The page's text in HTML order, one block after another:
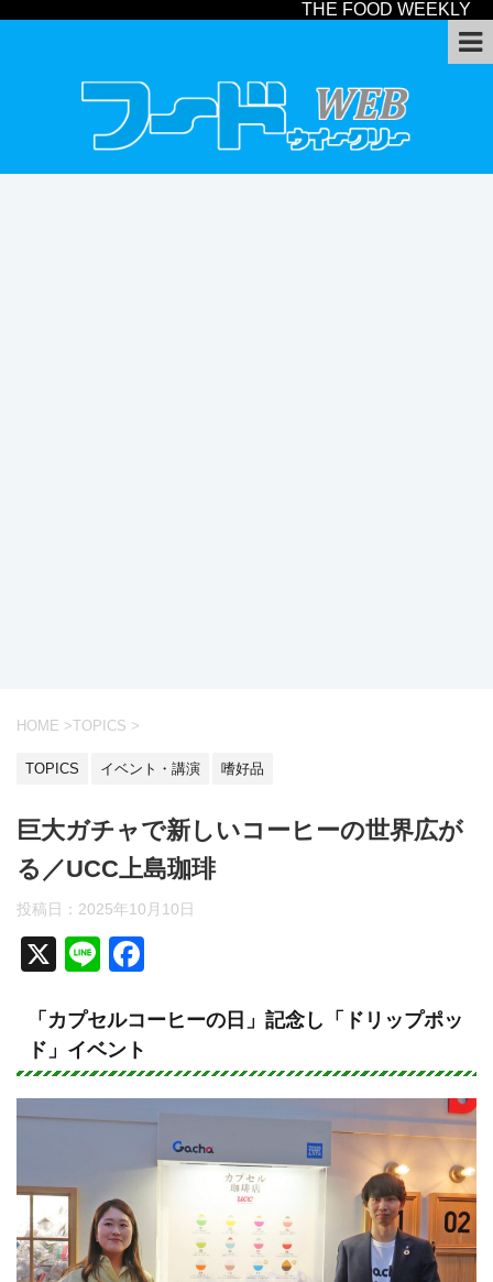
THE FOOD WEEKLY
HOME >TOPICS >
TOPICS イベント・講演 嗜好品
巨大ガチャで新しいコーヒーの世界広が
る／UCC上島珈琲
投稿日： 2025年10月10日
X
Li
e
c
e
b
o
o
「カプセルコーヒーの日」記念し「ドリップポッ
ド」イベント